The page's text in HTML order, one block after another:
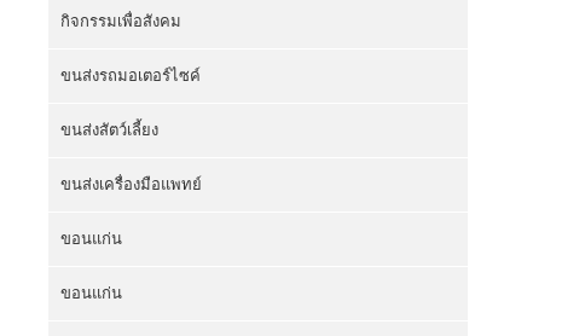
กิจกรรมเพื่อสังคม
ขนส่งรถมอเตอร์ไซค์
ขนส่งสัตว์เลี้ยง
ขนส่งเครื่องมือแพทย์
ขอนแก่น
ขอนแก่น